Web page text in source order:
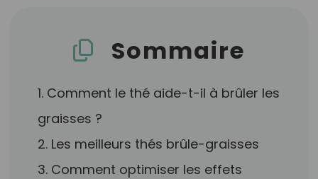
Sommaire
1. Comment le thé aide-t-il à brûler les
graisses ?
2. Les meilleurs thés brûle-graisses
3. Comment optimiser les effets